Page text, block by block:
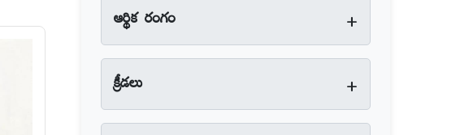
ఆర్థిక రంగం +
క్రీడలు +